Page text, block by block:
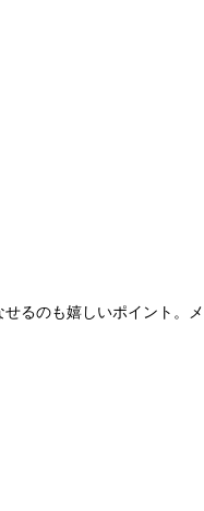
るのも嬉しいポイント。メ